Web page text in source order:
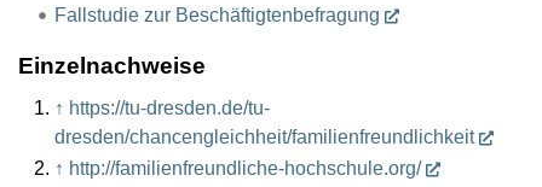
Fallstudie zur Beschäftigtenbefragung
Einzelnachweise
↑ https://tu-dresden.de/tu-
dresden/chancengleichheit/familienfreundlichkeit
↑ http://familienfreundliche-hochschule.org/